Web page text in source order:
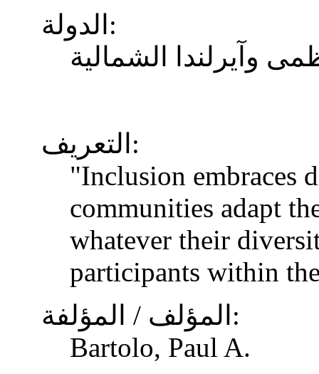
الدولة:
وآيرلندا الشمالية
التعريف:
"Inclusion embraces
communities adapt
whatever their
participants within
المؤلف / المؤلفة:
Bartolo, Paul A.